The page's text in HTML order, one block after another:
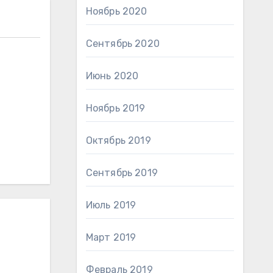
Ноябрь 2020
Сентябрь 2020
Июнь 2020
Ноябрь 2019
Октябрь 2019
Сентябрь 2019
Июль 2019
Март 2019
Февраль 2019